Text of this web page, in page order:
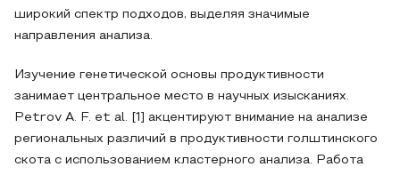
широкий спектр подходов, выделяя значимые
направления анализа.
Изучение генетической основы продуктивности
занимает центральное место в научных изысканиях.
Petrov A. F. et al. [1] акцентируют внимание на анализе
региональных различий в продуктивности голштинского
скота с использованием кластерного анализа. Работа